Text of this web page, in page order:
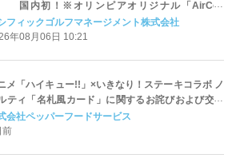
国内初！※オリンピアオリジナル「AirCon
（エアコンカート）」導入 | ＰＧＭ
フィックゴルフマネージメント株式会社
年08月06日 10:21
メ「ハイキュー!!」×いきなり！ステーキコラボ ノ
ティ「名札風カード」に関するお詫びおよび交換
についてのご案内
会社ペッパーフードサービス
前